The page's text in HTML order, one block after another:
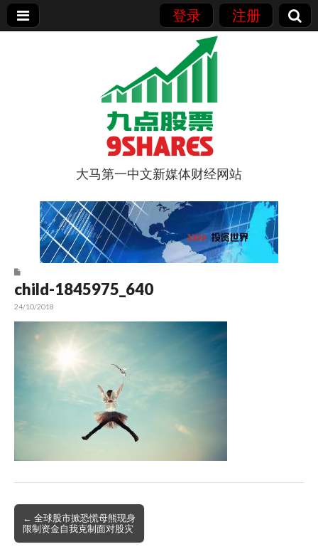
登录 注册
9点股票
大马第一中文新媒体财经网站
child-1845975_640
24/10/2018
Post
navigation
← 全球股市掀恐慌母熊现身
限制资金自我克制面对股灾